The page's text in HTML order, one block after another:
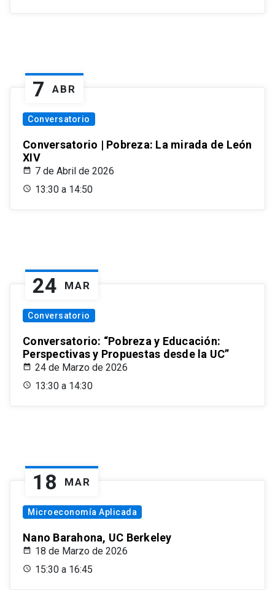
7 ABR
Conversatorio
Conversatorio | Pobreza: La mirada de León
XIV
7 de Abril de 2026
13:30 a 14:50
24 MAR
Conversatorio
Conversatorio: “Pobreza y Educación:
Perspectivas y Propuestas desde la UC”
24 de Marzo de 2026
13:30 a 14:30
18 MAR
Microeconomía Aplicada
Nano Barahona, UC Berkeley
18 de Marzo de 2026
15:30 a 16:45